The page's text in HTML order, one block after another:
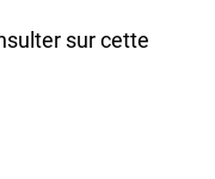
sur cette